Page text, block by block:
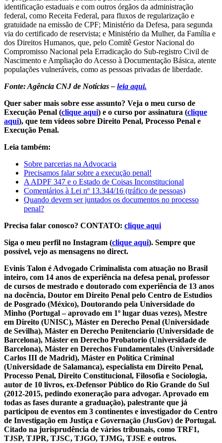
identificação estaduais e com outros órgãos da administração
federal, como Receita Federal, para fluxos de regularização e
gratuidade na emissão de CPF; Ministério da Defesa, para segunda
via do certificado de reservista; e Ministério da Mulher, da Família e
dos Direitos Humanos, que, pelo Comitê Gestor Nacional do
Compromisso Nacional pela Erradicação do Sub-registro Civil de
Nascimento e Ampliação do Acesso à Documentação Básica, atente
populações vulneráveis, como as pessoas privadas de liberdade.
Fonte: Agência CNJ de Notícias – leia aqui.
Quer saber mais sobre esse assunto? Veja o meu curso de
Execução Penal (clique aqui) e o curso por assinatura (clique
aqui), que tem vídeos sobre Direito Penal, Processo Penal e
Execução Penal.
Leia também:
Sobre parcerias na Advocacia
Precisamos falar sobre a execução penal!
A ADPF 347 e o Estado de Coisas Inconstitucional
Comentários à Lei nº 13.344/16 (tráfico de pessoas)
Quando devem ser juntados os documentos no processo
penal?
Precisa falar conosco? CONTATO: clique aqui
Siga o meu perfil no Instagram (clique aqui). Sempre que
possível, vejo as mensagens no direct.
Evinis Talon é Advogado Criminalista com atuação no Brasil
inteiro, com 14 anos de experiência na defesa penal, professor
de cursos de mestrado e doutorado com experiência de 13 anos
na docência, Doutor em Direito Penal pelo Centro de Estudios
de Posgrado (México), Doutorando pela Universidade do
Minho (Portugal – aprovado em 1º lugar duas vezes), Mestre
em Direito (UNISC), Máster en Derecho Penal (Universidade
de Sevilha), Máster en Derecho Penitenciario (Universidade de
Barcelona), Máster en Derecho Probatorio (Universidade de
Barcelona), Máster en Derechos Fundamentales (Universidade
Carlos III de Madrid), Máster en Política Criminal
(Universidade de Salamanca), especialista em Direito Penal,
Processo Penal, Direito Constitucional, Filosofia e Sociologia,
autor de 10 livros, ex-Defensor Público do Rio Grande do Sul
(2012-2015, pedindo exoneração para advogar. Aprovado em
todas as fases durante a graduação), palestrante que já
participou de eventos em 3 continentes e investigador do Centro
de Investigação em Justiça e Governação (JusGov) de Portugal.
Citado na jurisprudência de vários tribunais, como TRF1,
TJSP, TJPR, TJSC, TJGO, TJMG, TJSE e outros.